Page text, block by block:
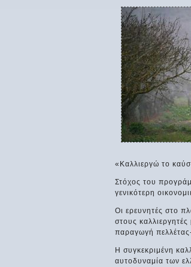
«Καλλιεργώ το
Στόχος του
γενικότερη
Οι ερευνητές στο
στους
παραγωγή
Η συγκεκριμένη
αυτοδυναμία των